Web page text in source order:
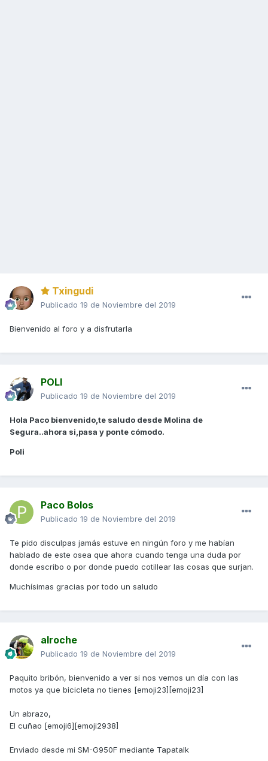
Txingudi
Publicado 19 de Noviembre del 2019
Bienvenido al foro y a disfrutarla
POLI
Publicado 19 de Noviembre del 2019
Hola Paco bienvenido,te saludo desde Molina de
Segura..ahora si,pasa y ponte cómodo.
Poli
Paco Bolos
Publicado 19 de Noviembre del 2019
Te pido disculpas jamás estuve en ningún foro y me habían
hablado de este osea que ahora cuando tenga una duda por
donde escribo o por donde puedo cotillear las cosas que surjan.
Muchísimas gracias por todo un saludo
alroche
Publicado 19 de Noviembre del 2019
Paquito bribón, bienvenido a ver si nos vemos un día con las
motos ya que bicicleta no tienes [emoji23][emoji23]
Un abrazo,
El cuñao [emoji6][emoji2938]
Enviado desde mi SM-G950F mediante Tapatalk